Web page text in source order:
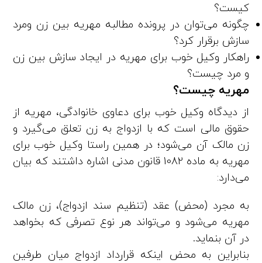
کیست؟
چگونه می‌توان در پرونده مطالبه مهریه بین زن ومرد
سازش برقرار کرد؟
راهکار وکیل خوب برای مهریه در ایجاد سازش بین زن
و مرد چیست؟
مهریه چیست؟
از دیدگاه وکیل خوب برای دعاوی خانوادگی، مهریه از
حقوق مالی است که با ازدواج به زن تعلق می‌گیرد و
زن مالک آن می‌شود؛ در همین راستا وکیل خوب برای
مهریه به ماده 1082 قانون مدنی اشاره داشتند که بیان
می‌دارد:
به مجرد (محض) عقد (تنظیم سند ازدواج)، زن مالک
مهریه می‌شود و می‌تواند هر نوع تصرفی که بخواهد
در آن بنماید.
بنابراین به محض اینکه قرارداد ازدواج میان طرفین